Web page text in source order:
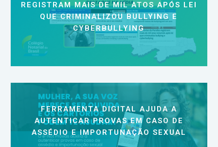
REGISTRAM MAIS DE MIL ATOS APÓS LEI
QUE CRIMINALIZOU BULLYING E
CYBERBULLYING
FERRAMENTA DIGITAL AJUDA A
AUTENTICAR PROVAS EM CASO DE
ASSÉDIO E IMPORTUNAÇÃO SEXUAL